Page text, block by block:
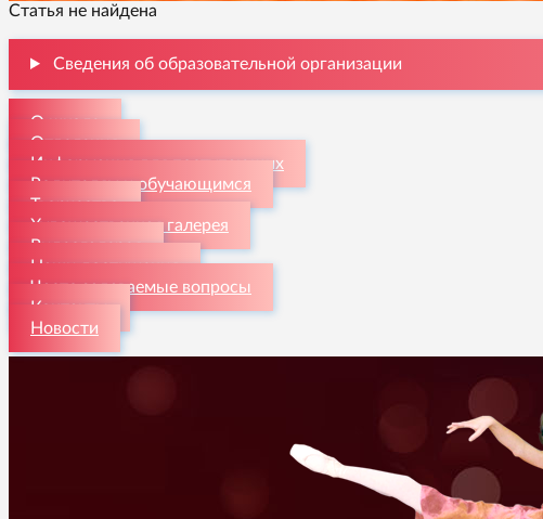
Статья не найдена
Сведения об образовательной организации
О школе
Отделения
Информация для поступающих
Родителям и обучающимся
Творчество
Художественная галерея
Видеогалерея
Наши достижения
Часто задаваемые вопросы
Контакты
Новости